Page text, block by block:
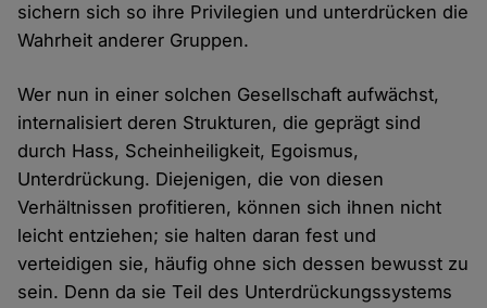
sichern sich so ihre Privilegien und unterdrücken die
Wahrheit anderer Gruppen.
Wer nun in einer solchen Gesellschaft aufwächst,
internalisiert deren Strukturen, die geprägt sind
durch Hass, Scheinheiligkeit, Egoismus,
Unterdrückung. Diejenigen, die von diesen
Verhältnissen profitieren, können sich ihnen nicht
leicht entziehen; sie halten daran fest und
verteidigen sie, häufig ohne sich dessen bewusst zu
sein. Denn da sie Teil des Unterdrückungssystems